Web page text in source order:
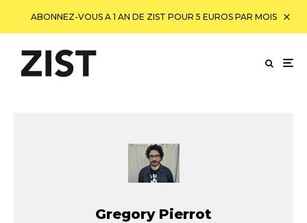
ABONNEZ-VOUS A 1 AN DE ZIST POUR 5 EUROS PAR MOIS
Gregory Pierrot